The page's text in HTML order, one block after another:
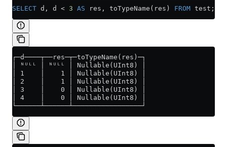
SELECT d, d < 3 AS res, toTypeName(res) FROM test;
┌─d────┬──res─┬─toTypeName(res)─┐
│ ᴺᵁᴸᴸ │ ᴺᵁᴸᴸ │ Nullable(UInt8) │
│ 1    │    1 │ Nullable(UInt8) │
│ 2    │    1 │ Nullable(UInt8) │
│ 3    │    0 │ Nullable(UInt8) │
│ 4    │    0 │ Nullable(UInt8) │
└──────┴──────┴─────────────────┘